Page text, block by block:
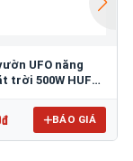
UFO năng
trời 500W HUFA
BÁO GIÁ